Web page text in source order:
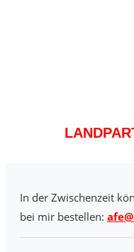
In der Zwischenzeit
bei mir bestellen: